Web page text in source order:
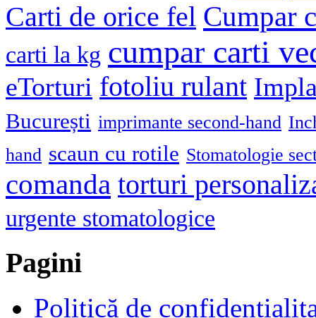
Carti de orice fel Cumpar
carti la kg cumpar carti
eTorturi fotoliu rulant
București imprimante second-hand
hand scaun cu rotile Stomatologie
comanda torturi
urgente stomatologice
Pagini
Politică de